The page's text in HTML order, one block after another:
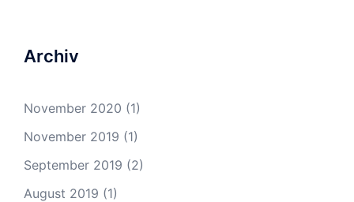
Archiv
November 2020 (1)
November 2019 (1)
September 2019 (2)
August 2019 (1)